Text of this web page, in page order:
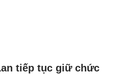
tiếp tục giữ chức